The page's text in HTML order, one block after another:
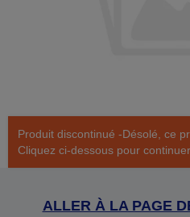
Produit discontinué -Désolé, ce
Cliquez ci-dessous pour
ALLER À LA PAGE